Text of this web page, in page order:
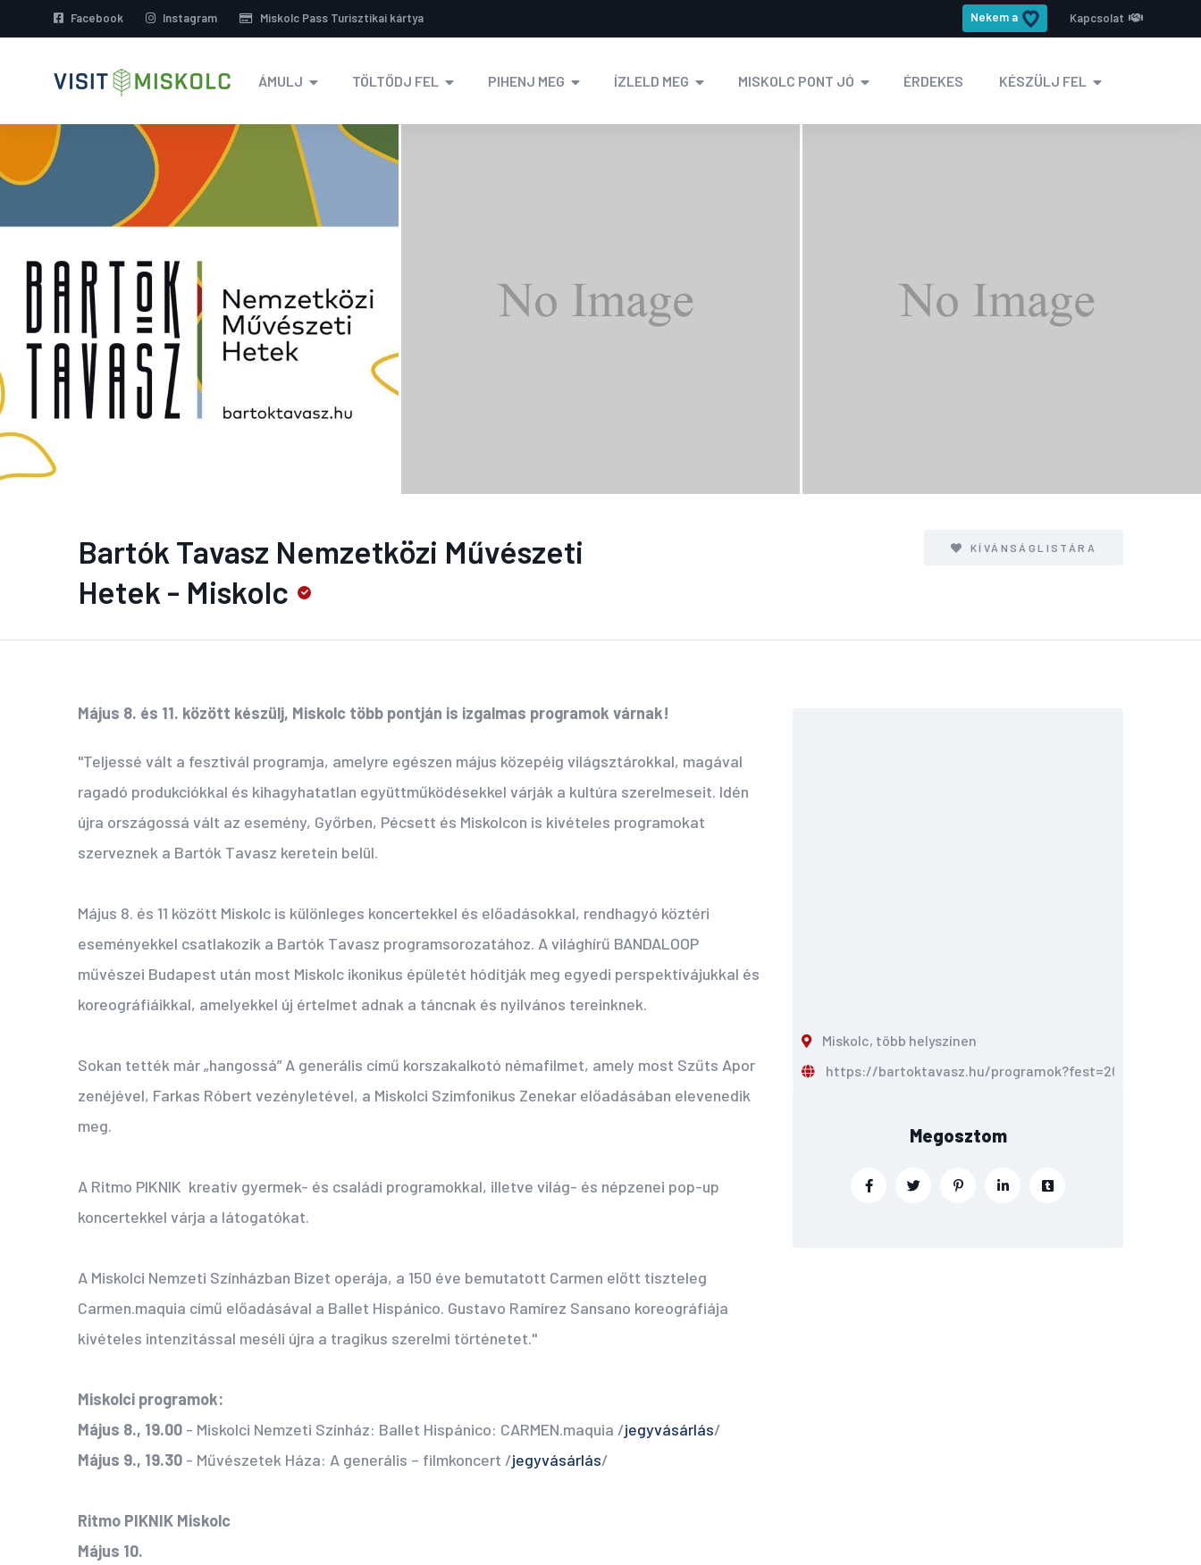
Facebook Instagram Miskolc Pass Turisztikai kártya Nekem a Kapcsolat
ÁMULJ TÖLTŐDJ FEL PIHENJ MEG ÍZLELD MEG MISKOLC PONT JÓ ÉRDEKES KÉSZÜLJ FEL
Bartók Tavasz Nemzetközi Művészeti
Hetek - Miskolc
KÍVÁNSÁGLISTÁRA
Május 8. és 11. között készülj, Miskolc több pontján is izgalmas programok várnak!
"Teljessé vált a fesztivál programja, amelyre egészen május közepéig világsztárokkal, magával
ragadó produkciókkal és kihagyhatatlan együttműködésekkel várják a kultúra szerelmeseit. Idén
újra országossá vált az esemény, Győrben, Pécsett és Miskolcon is kivételes programokat
szerveznek a Bartók Tavasz keretein belül.
Május 8. és 11 között Miskolc is különleges koncertekkel és előadásokkal, rendhagyó köztéri
eseményekkel csatlakozik a Bartók Tavasz programsorozatához. A világhírű BANDALOOP
művészei Budapest után most Miskolc ikonikus épületét hódítják meg egyedi perspektívájukkal és
koreográfiáikkal, amelyekkel új értelmet adnak a táncnak és nyilvános tereinknek.
Sokan tették már „hangossá” A generális című korszakalkotó némafilmet, amely most Szűts Apor
zenéjével, Farkas Róbert vezényletével, a Miskolci Szimfonikus Zenekar előadásában elevenedik
meg.
A Ritmo PIKNIK kreatív gyermek- és családi programokkal, illetve világ- és népzenei pop-up
koncertekkel várja a látogatókat.
A Miskolci Nemzeti Színházban Bizet operája, a 150 éve bemutatott Carmen előtt tiszteleg
Carmen.maquia című előadásával a Ballet Hispánico. Gustavo Ramírez Sansano koreográfiája
kivételes intenzitással meséli újra a tragikus szerelmi történetet."
Miskolci programok:
Május 8., 19.00 - Miskolci Nemzeti Színház: Ballet Hispánico: CARMEN.maquia /jegyvásárlás/
Május 9., 19.30 - Művészetek Háza: A generális – filmkoncert /jegyvásárlás/
Ritmo PIKNIK Miskolc
Május 10.
Miskolc, több helyszínen
https://bartoktavasz.hu/
Megosztom